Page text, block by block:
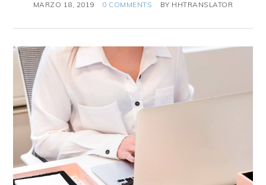
MARZO 18, 2019 0 COMMENTS BY HHTRANSLATOR